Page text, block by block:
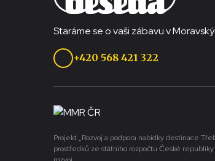
Staráme se o vaši zábavu v
+420 568 421 322
Projekt „Rozvoj a podpora nabídky destinace
prostředků ze státního rozpočtu České